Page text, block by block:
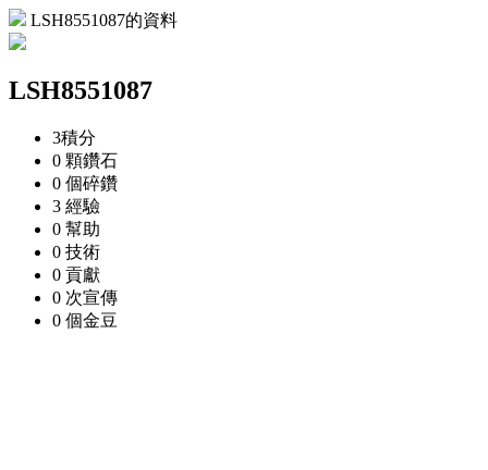
LSH8551087的資料
LSH8551087
3積分
0 顆鑽石
0 個碎鑽
3 經驗
0 幫助
0 技術
0 貢獻
0 次宣傳
0 個金豆